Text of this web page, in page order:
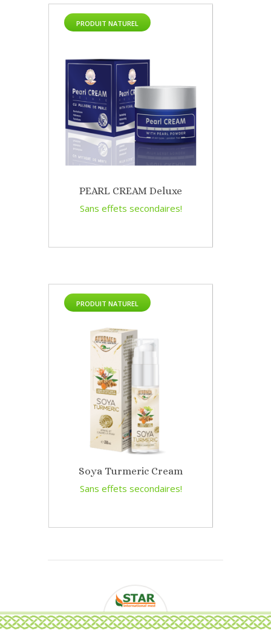
PRODUIT NATUREL
PEARL CREAM Deluxe
Sans effets secondaires!
PRODUIT NATUREL
Soya Turmeric Cream
Sans effets secondaires!